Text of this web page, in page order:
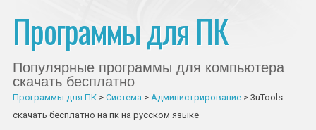
Программы для ПК
Популярные программы для компьютера
скачать бесплатно
Программы для ПК> Система > Администрирование> 3uTools
скачать бесплатно на пк на русском языке